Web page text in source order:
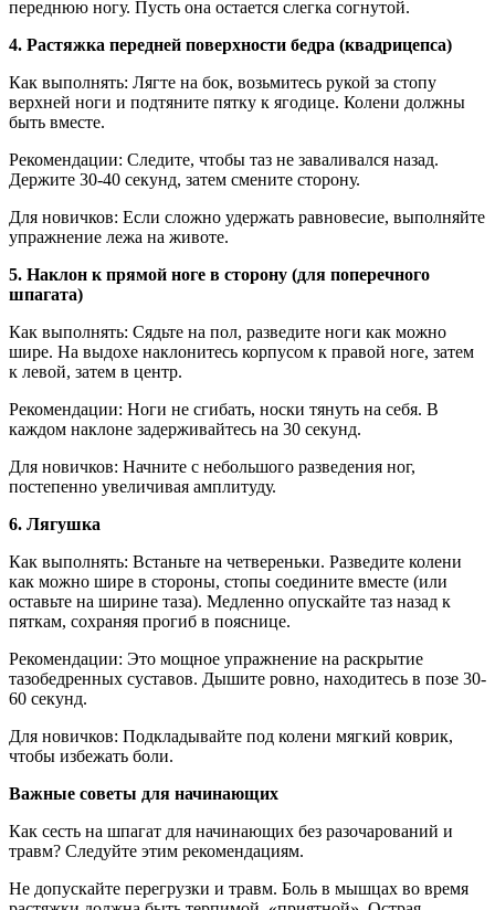
переднюю ногу. Пусть она остается слегка согнутой.
4. Растяжка передней поверхности бедра (квадрицепса)
Как выполнять: Лягте на бок, возьмитесь рукой за стопу
верхней ноги и подтяните пятку к ягодице. Колени должны
быть вместе.
Рекомендации: Следите, чтобы таз не заваливался назад.
Держите 30-40 секунд, затем смените сторону.
Для новичков: Если сложно удержать равновесие, выполняйте
упражнение лежа на животе.
5. Наклон к прямой ноге в сторону (для поперечного
шпагата)
Как выполнять: Сядьте на пол, разведите ноги как можно
шире. На выдохе наклонитесь корпусом к правой ноге, затем
к левой, затем в центр.
Рекомендации: Ноги не сгибать, носки тянуть на себя. В
каждом наклоне задерживайтесь на 30 секунд.
Для новичков: Начните с небольшого разведения ног,
постепенно увеличивая амплитуду.
6. Лягушка
Как выполнять: Встаньте на четвереньки. Разведите колени
как можно шире в стороны, стопы соедините вместе (или
оставьте на ширине таза). Медленно опускайте таз назад к
пяткам, сохраняя прогиб в пояснице.
Рекомендации: Это мощное упражнение на раскрытие
тазобедренных суставов. Дышите ровно, находитесь в позе 30-
60 секунд.
Для новичков: Подкладывайте под колени мягкий коврик,
чтобы избежать боли.
Важные советы для начинающих
Как сесть на шпагат для начинающих без разочарований и
травм? Следуйте этим рекомендациям.
Не допускайте перегрузки и травм. Боль в мышцах во время